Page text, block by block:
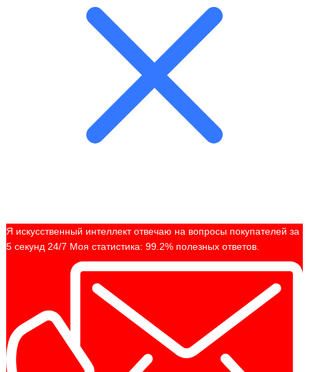
Я искусственный интеллект отвечаю на вопросы покупателей за
5 секунд 24/7 Моя статистика: 99.2% полезных ответов.